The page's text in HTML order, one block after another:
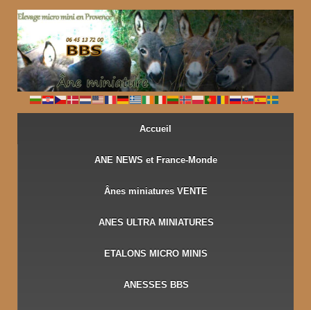
↓
PASSER
AU
CONTENU
PRINCIPAL
Accueil
ANE NEWS et France-Monde
Ânes miniatures VENTE
ANES ULTRA MINIATURES
ETALONS MICRO MINIS
ANESSES BBS